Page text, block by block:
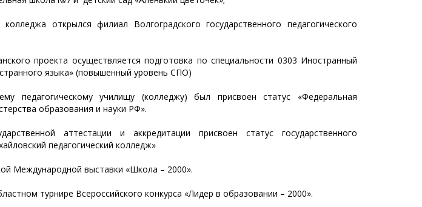
открылся филиал Волгоградского государственного педагогического
проекта осуществляется подготовка по специальности 0303 Иностранный
языка» (повышенный уровень СПО)
педагогическому училищу (колледжу) был присвоен статус «Федеральная
образования и науки РФ».
аттестации и аккредитации присвоен статус государственного
педагогический колледж»
Международной выставки «Школа – 2000».
турнире Всероссийского конкурса «Лидер в образовании – 2000».